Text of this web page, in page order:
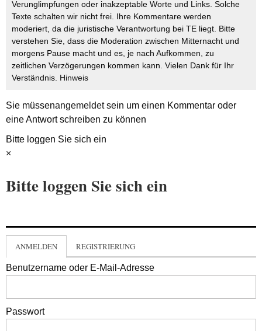
Verunglimpfungen oder inakzeptable Worte und Links. Solche
Texte schalten wir nicht frei. Ihre Kommentare werden
moderiert, da die juristische Verantwortung bei TE liegt. Bitte
verstehen Sie, dass die Moderation zwischen Mitternacht und
morgens Pause macht und es, je nach Aufkommen, zu
zeitlichen Verzögerungen kommen kann. Vielen Dank für Ihr
Verständnis. Hinweis
Sie müssenangemeldetsein um einen Kommentar oder
eine Antwort schreiben zu können
Bitte loggen Sie sich ein
×
Bitte loggen Sie sich ein
ANMELDEN REGISTRIERUNG
Benutzername oder E-Mail-Adresse
Passwort